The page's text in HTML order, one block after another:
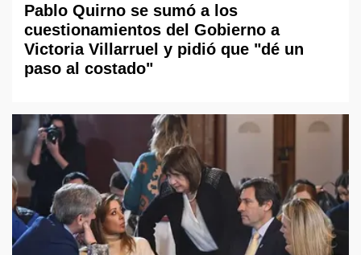
Pablo Quirno se sumó a los
cuestionamientos del Gobierno a
Victoria Villarruel y pidió que "dé un
paso al costado"